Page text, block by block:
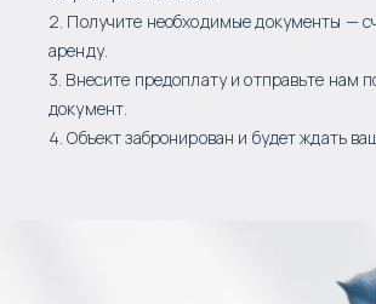
2. Получите необходимые документы —
аренду.
3. Внесите предоплату и отправьте нам
документ.
4. Объект забронирован и будет ждать